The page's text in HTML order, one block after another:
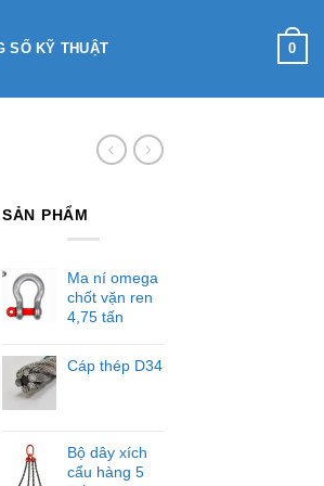
SỐ KỸ THUẬT 0
SẢN PHẨM
Ma ní omega
chốt vặn ren
4,75 tấn
Cáp thép D34
Bộ dây xích
cẩu hàng 5